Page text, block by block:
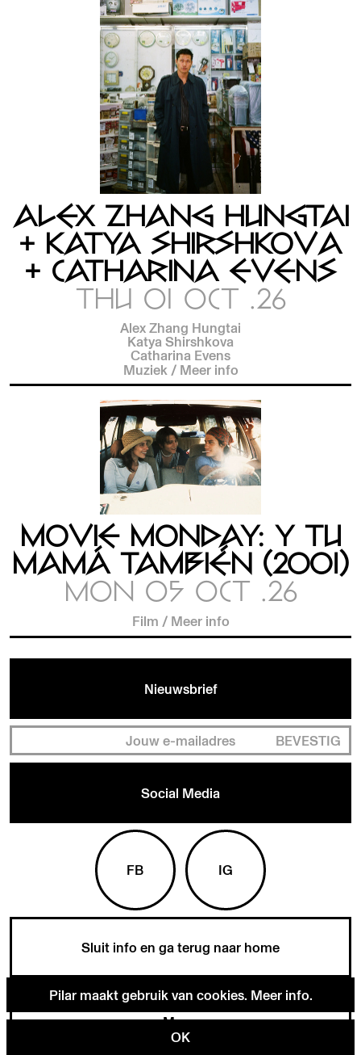
Menu
ALEX ZHANG HUNGTAI
+ KATYA SHIRSHKOVA
+ CATHARINA EVENS
THU 01 OCT .26
Alex Zhang Hungtai
Katya Shirshkova
Catharina Evens
Muziek /Meer info
MOVIE MONDAY: Y TU
MAMÁ TAMBIÉN (2001)
MON 05 OCT .26
Film /Meer info
Nieuwsbrief
BEVESTIG
Social Media
FB IG
Sluit info en ga terug naar home
Pilar maakt gebruik van cookies. Meer info.
OK